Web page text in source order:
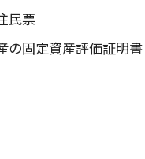
民票
の固定資産評価証明書